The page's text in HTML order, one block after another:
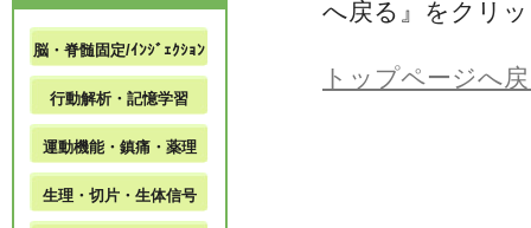
へ戻る』をクリ
トップページへ
脳・脊髄固定/ｲﾝｼﾞｪｸｼｮﾝ
行動解析・記憶学習
運動機能・鎮痛・薬理
生理・切片・生体信号